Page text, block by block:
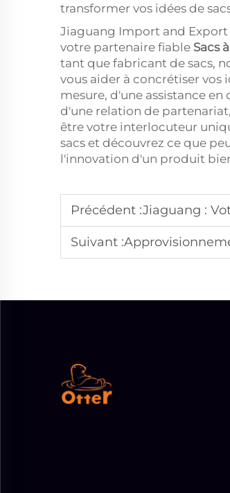
transformer vos idées de
Jiaguang Import and Export
votre partenaire fiable Sacs
tant que fabricant de sacs,
vous aider à concrétiser vos
mesure, d'une assistance
d'une relation de
être votre interlocuteur
sacs et découvrez ce que
l'innovation d'un produit
Précédent :Jiaguang : Votre
Suivant :Approvisionnement de sacs en